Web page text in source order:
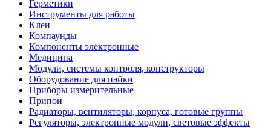
Герметики
Инструменты для работы
Клеи
Компаунды
Компоненты электронные
Медицина
Модули, системы контроля, конструкторы
Оборудование для пайки
Приборы измерительные
Припои
Радиаторы, вентиляторы, корпуса, готовые группы
Регуляторы, электронные модули, световые эффекты